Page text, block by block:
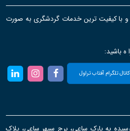
و با کیفیت ترین خدمات گردشگری به صورت
ه باشید:
کانال تلگرام آفتاب تراول
نرسیده به پارک ساعی، برج سپهر ساعی، پلاک